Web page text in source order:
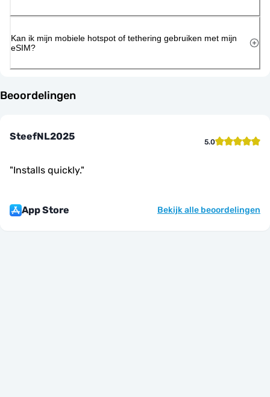
Kan ik mijn mobiele hotspot of tethering gebruiken met mijn
eSIM?
Beoordelingen
SteefNL2025 5.0
"Installs quickly."
App Store Bekijk alle beoordelingen